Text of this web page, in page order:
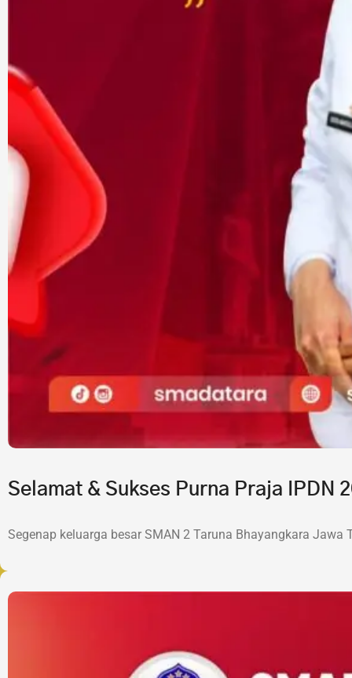
Selamat & Sukses Purna Praja IPDN
Segenap keluarga besar SMAN 2 Taruna Bhayangkara Jawa